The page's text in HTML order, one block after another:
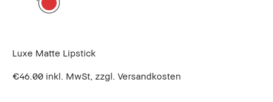
Luxe Matte Lipstick
€46.00 inkl. MwSt, zzgl. Versandkosten